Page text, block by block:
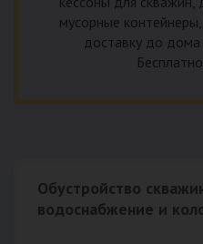
мусорные
доставку до дома
Обустройство
водоснабжение и